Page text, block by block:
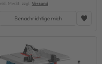
inkl. MwSt. zzgl. Versand
Benachrichtige mich